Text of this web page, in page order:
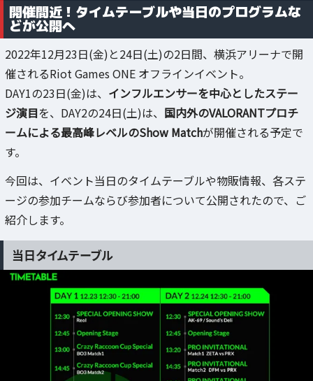
開催間近！タイムテーブルや当日のプログラムな
どが公開へ
2022年12月23日(金)と24日(土)の2日間、横浜アリーナで開
催されるRiot Games ONE オフラインイベント。
DAY1の23日(金)は、 インフルエンサーを中心としたステー
ジ演目を、DAY2の24日(土)は、 国内外のVALORANTプロチ
ームによる最高峰レベルのShow Matchが開催される予定で
す。
今回は、イベント当日のタイムテーブルや物販情報、各ステ
ージの参加チームならび参加者について公開されたので、ご
紹介します。
当日タイムテーブル